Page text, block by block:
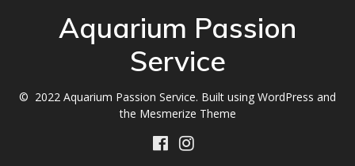
Aquarium Passion
Service
© 2022 Aquarium Passion Service. Built using WordPress and
the Mesmerize Theme